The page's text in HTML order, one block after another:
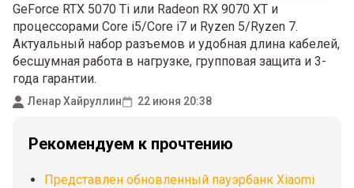
GeForce RTX 5070 Ti или Radeon RX 9070 XT и
процессорами Core i5/Core i7 и Ryzen 5/Ryzen 7.
Актуальный набор разъемов и удобная длина кабелей,
бесшумная работа в нагрузке, групповая защита и 3-
года гарантии.
Ленар Хайруллин 22 июня 20:38
Рекомендуем к прочтению
Представлен обновленный пауэрбанк Xiaomi